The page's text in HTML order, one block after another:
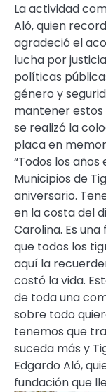
La actividad
Aló, quien
agradeció el
lucha por
políticas
género y
mantener estos
se realizó la
placa en
“Todos los
Municipios de
aniversario.
en la costa del
Carolina. Es
que todos los
aquí la
costó la vida.
de toda una
sobre todo
tenemos que
suceda más y
Edgardo Aló,
fundación que